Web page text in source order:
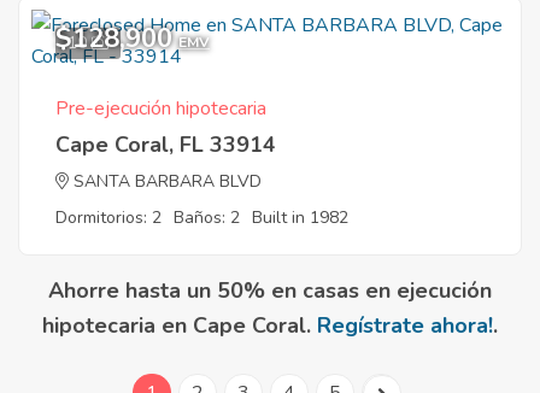
10
$128,900 EMV
Pre-ejecución hipotecaria
Cape Coral, FL 33914
SANTA BARBARA BLVD
Dormitorios: 2 Baños: 2 Built in 1982
Ahorre hasta un 50% en casas en ejecución
hipotecaria en Cape Coral. Regístrate ahora!.